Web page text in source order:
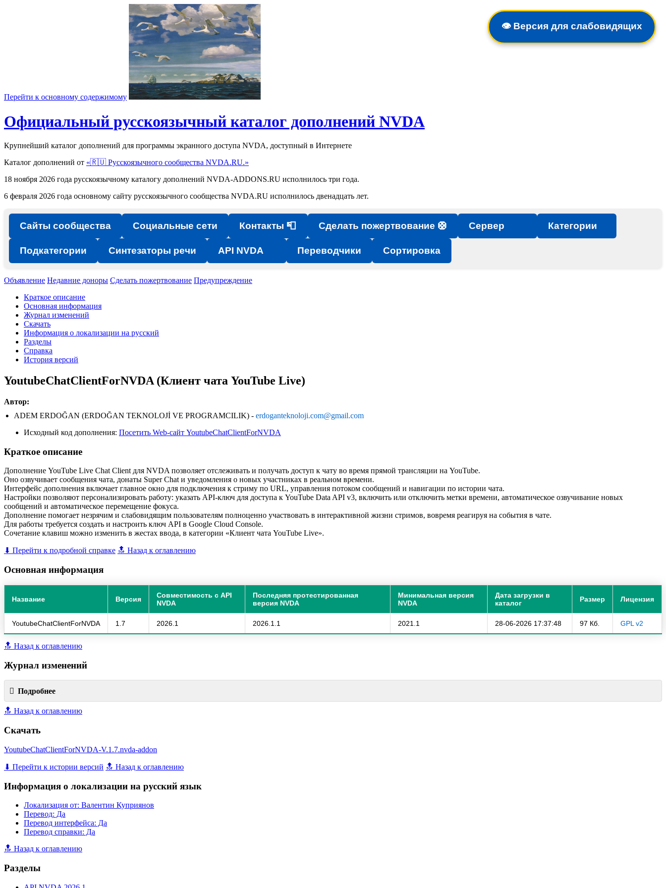
👁️ Версия для слабовидящих
Перейти к основному содержимому
Официальный русскоязычный каталог дополнений NVDA
Крупнейший каталог дополнений для программы экранного доступа NVDA, доступный в Интернете
Каталог дополнений от «🇷🇺 Русскоязычного сообщества NVDA.RU.»
18 ноября 2026 года русскоязычному каталогу дополнений NVDA-ADDONS.RU исполнилось три года.
6 февраля 2026 года основному сайту русскоязычного сообщества NVDA.RU исполнилось двенадцать лет.
Сайты сообщества Социальные сети Контакты 📮 Сделать пожертвование 🛟 Сервер Категории
Подкатегории Синтезаторы речи API NVDA Переводчики Сортировка
Объявление Недавние доноры Сделать пожертвование Предупреждение
Краткое описание
Основная информация
Журнал изменений
Скачать
Информация о локализации на русский
Разделы
Справка
История версий
YoutubeChatClientForNVDA (Клиент чата YouTube Live)
Автор:
ADEM ERDOĞAN (ERDOĞAN TEKNOLOJİ VE PROGRAMCILIK) - erdoganteknoloji.com@gmail.com
Исходный код дополнения: Посетить Web-сайт YoutubeChatClientForNVDA
Краткое описание
Дополнение YouTube Live Chat Client для NVDA позволяет отслеживать и получать доступ к чату во время прямой трансляции на YouTube.
Оно озвучивает сообщения чата, донаты Super Chat и уведомления о новых участниках в реальном времени.
Интерфейс дополнения включает главное окно для подключения к стриму по URL, управления потоком сообщений и навигации по истории чата.
Настройки позволяют персонализировать работу: указать API-ключ для доступа к YouTube Data API v3, включить или отключить метки времени, автоматическое озвучивание новых
сообщений и автоматическое перемещение фокуса.
Дополнение помогает незрячим и слабовидящим пользователям полноценно участвовать в интерактивной жизни стримов, вовремя реагируя на события в чате.
Для работы требуется создать и настроить ключ API в Google Cloud Console.
Сочетание клавиш можно изменить в жестах ввода, в категории «Клиент чата YouTube Live».
⬇ Перейти к подробной справке 🔝 Назад к оглавлению
Основная информация
Название Версия
Совместимость с API
NVDA
Последняя протестированная
версия NVDA
Минимальная версия
NVDA
Дата загрузки в
каталог
Размер Лицензия
YoutubeChatClientForNVDA 1.7 2026.1 2026.1.1 2021.1 28-06-2026 17:37:48 97 Кб. GPL v2
🔝 Назад к оглавлению
Журнал изменений
Подробнее
🔝 Назад к оглавлению
Скачать
YoutubeChatClientForNVDA-V.1.7.nvda-addon
⬇ Перейти к истории версий 🔝 Назад к оглавлению
Информация о локализации на русский язык
Локализация от: Валентин Куприянов
Перевод: Да
Перевод интерфейса: Да
Перевод справки: Да
🔝 Назад к оглавлению
Разделы